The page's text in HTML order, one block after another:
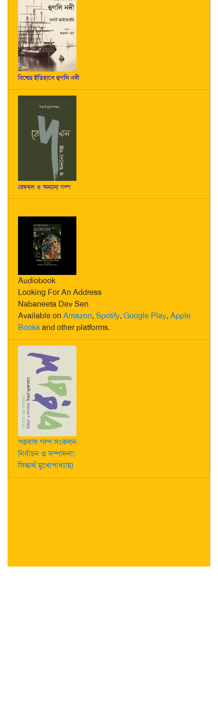
বিশ্বের ইতিহাসে হুগলি নদী
বেদখল ও অন্যান্য গল্প
Audiobook
Looking For An Address
Nabaneeta Dev Sen
Available on Amazon, Spotify, Google Play, Apple
Booksand other platforms.
পরবাস গল্প সংকলন-
নির্বাচন ও সম্পাদনা:
সিদ্ধার্থ মুখোপাধ্যায়)